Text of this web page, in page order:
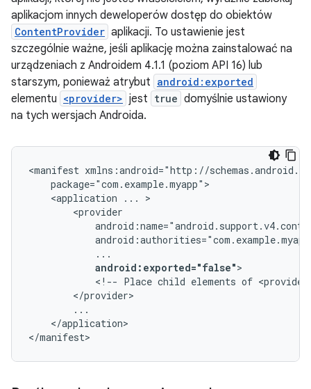
aplikacjom innych deweloperów dostęp do obiektów
ContentProvider aplikacji. To ustawienie jest
szczególnie ważne, jeśli aplikację można zainstalować na
urządzeniach z Androidem 4.1.1 (poziom API 16) lub
starszym, ponieważ atrybut android:exported
elementu <provider> jest true domyślnie ustawiony
na tych wersjach Androida.
<manifest
<application
...
android:exported="false"
<!-- Place child elements of
</application>
</manifest>